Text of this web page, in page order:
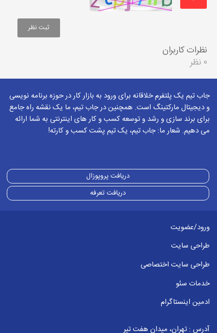
نظرات کاربران
0 نظر
جاب تیم یک پلتفرم خلاقانه برای ورود به بازار کار در حوزه برنامه نویسی
و دیجیتال مارکتینگ است. همچنین در جاب تیم، ما یک نقشه راه جامع
برای برند سازی و رشد و توسعه کسب و کار های اینترنتی به شما ارائه
می دهیم. شعار ما: جاب تیم، یک تیم پشت کسب و کارته!
دریافت پروپوزال
دریافت تعرفه
ورود/عضویت
طراحی سایت
طراحی سایت اختصاصی
خدمات سئو
ادمین اینستاگرام
آدرس : تهران، میدان هفت تیر